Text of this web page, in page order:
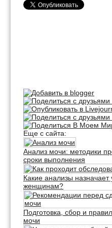
Еще с сайта:
Анализ мочи: методики
сроки выполнения
Какие анализы
женщинам?
Подготовка, сбор и
мочи